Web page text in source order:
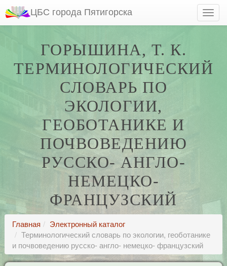
ЦБС города Пятигорска
ГОРЫШИНА, Т. К.
ТЕРМИНОЛОГИЧЕСКИЙ
СЛОВАРЬ ПО
ЭКОЛОГИИ,
ГЕОБОТАНИКЕ И
ПОЧВОВЕДЕНИЮ
РУССКО- АНГЛО-
НЕМЕЦКО-
ФРАНЦУЗСКИЙ
Главная
Электронный каталог
Терминологический словарь по экологии, геоботанике
и почвоведению русско- англо- немецко- французский